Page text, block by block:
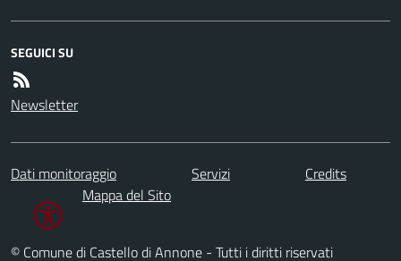
SEGUICI SU
Newsletter
Dati monitoraggio Servizi
Credits
Mappa del Sito
© Comune di Castello di Annone - Tutti i diritti riservati